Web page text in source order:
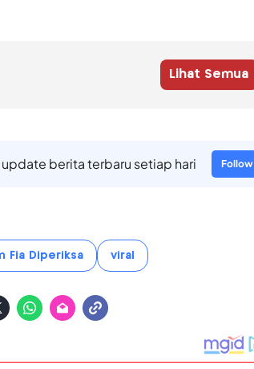
Lihat Semua
berita terbaru setiap hari Follow
Fia Diperiksa viral